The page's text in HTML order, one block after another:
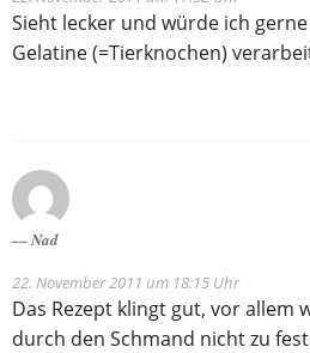
Sieht lecker und würde ich
Gelatine (=Tierknochen)
Nad
22. November 2011 um 18:15 Uhr
Das Rezept klingt gut, vor allem
durch den Schmand nicht zu